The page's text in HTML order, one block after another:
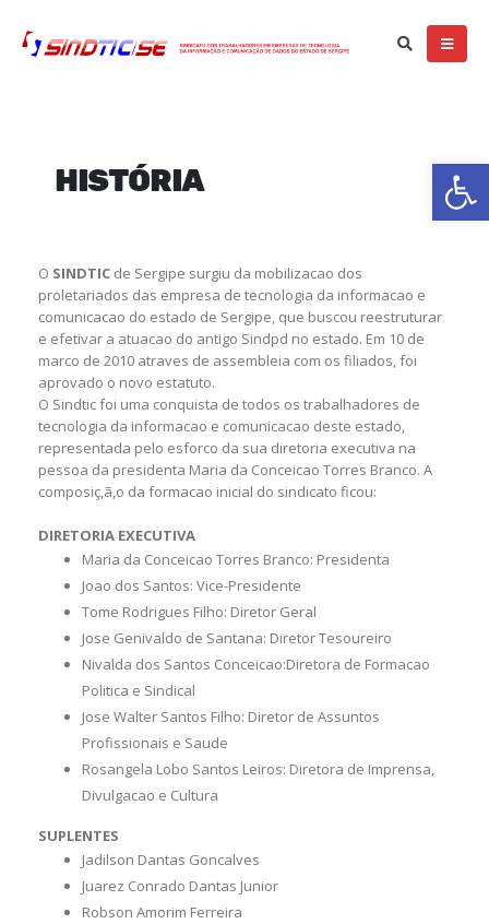
HISTÓRIA
O SINDTIC de Sergipe surgiu da mobilizacao dos
proletariados das empresa de tecnologia da informacao e
comunicacao do estado de Sergipe, que buscou reestruturar
e efetivar a atuacao do antigo Sindpd no estado. Em 10 de
marco de 2010 atraves de assembleia com os filiados, foi
aprovado o novo estatuto.
O Sindtic foi uma conquista de todos os trabalhadores de
tecnologia da informacao e comunicacao deste estado,
representada pelo esforco da sua diretoria executiva na
pessoa da presidenta Maria da Conceicao Torres Branco. A
composiç,ã,o da formacao inicial do sindicato ficou:
DIRETORIA EXECUTIVA
Maria da Conceicao Torres Branco: Presidenta
Joao dos Santos: Vice-Presidente
Tome Rodrigues Filho: Diretor Geral
Jose Genivaldo de Santana: Diretor Tesoureiro
Nivalda dos Santos Conceicao:Diretora de Formacao
Politica e Sindical
Jose Walter Santos Filho: Diretor de Assuntos
Profissionais e Saude
Rosangela Lobo Santos Leiros: Diretora de Imprensa,
Divulgacao e Cultura
SUPLENTES
Jadilson Dantas Goncalves
Juarez Conrado Dantas Junior
Robson Amorim Ferreira